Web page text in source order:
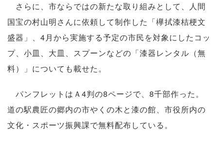
さらに、市ならではの新たな取り組みとして、人間
国宝の村山明さんに依頼して制作した「欅拭漆桔梗文
盛器」、4月から実施する予定の市民を対象にしたコッ
プ、小皿、大皿、スプーンなどの「漆器レンタル（無
料）」についても載せた。
パンフレットはＡ4判の8ページで、8千部作った。
道の駅農匠の郷内の市やくの木と漆の館、市役所内の
文化・スポーツ振興課で無料配布している。